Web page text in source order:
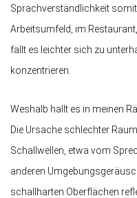
Sprachverständlichkeit
Arbeitsumfeld, im
fällt es leichter sich zu
konzentrieren.
Weshalb hallt es in meinen
Die Ursache schlechter
Schallwellen, etwa vom
anderen
schallharten Oberflächen